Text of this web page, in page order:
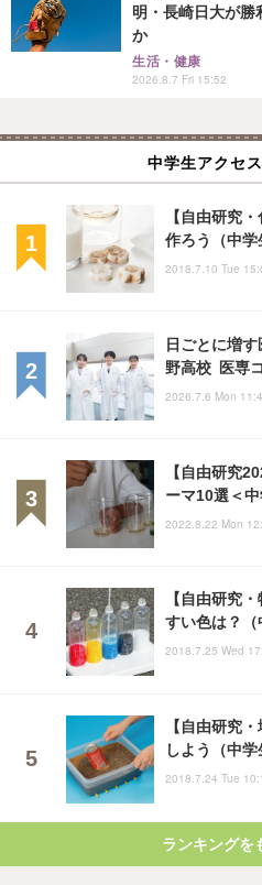
明・長崎日大が
か
生活・健康
2026.8.7 Fri 15:52
中学生アクセ
【自由研究
作ろう（中学
2018.7.10 Tue
日ごとに増
野高校 医専
2026.7.6 Mon
【自由研究
ーマ10選＜
2022.8.22 Mon
【自由研究
すい色は？（
2018.7.25 Wed
【自由研究
しよう（中学
2018.7.24 Tue
ランキングを